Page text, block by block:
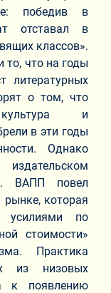
победив в
отставал в
классов».
то, что на годы
литературных
о том, что
и
в эти годы
Однако
ВАПП повел
которая
усилиями по
стоимости»
Практика
из низовых
к появлению